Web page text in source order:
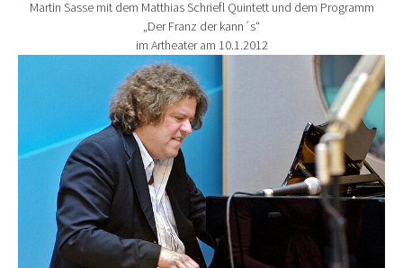
Martin Sasse mit dem Matthias Schriefl Quintett und dem Programm
„Der Franz der kann´s“
im Artheater am 10.1.2012
Show larger version for: